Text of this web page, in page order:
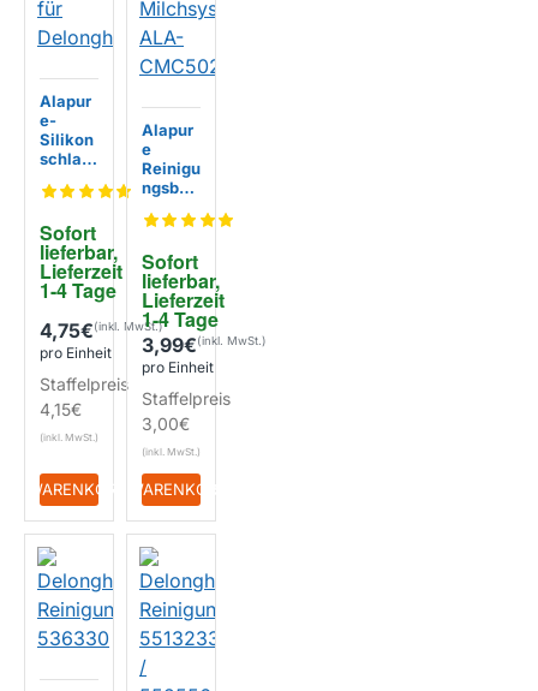
Sofort
lieferbar,
Lieferzeit
1-4 Tage
Alapur
e-
Silikon
schlau
passen
Delong
hi
4,75€
pro Einheit
Staffelpreis
4,15€
+ WARENKORB
EIGENMARKE
Sofort
lieferbar,
Lieferzeit
1-4 Tage
Alapur
e
Reinigu
ngsbür
Milchs
ALA-
CMC50
2
3,99€
pro Einheit
Staffelpreis
3,00€
+ WARENKORB